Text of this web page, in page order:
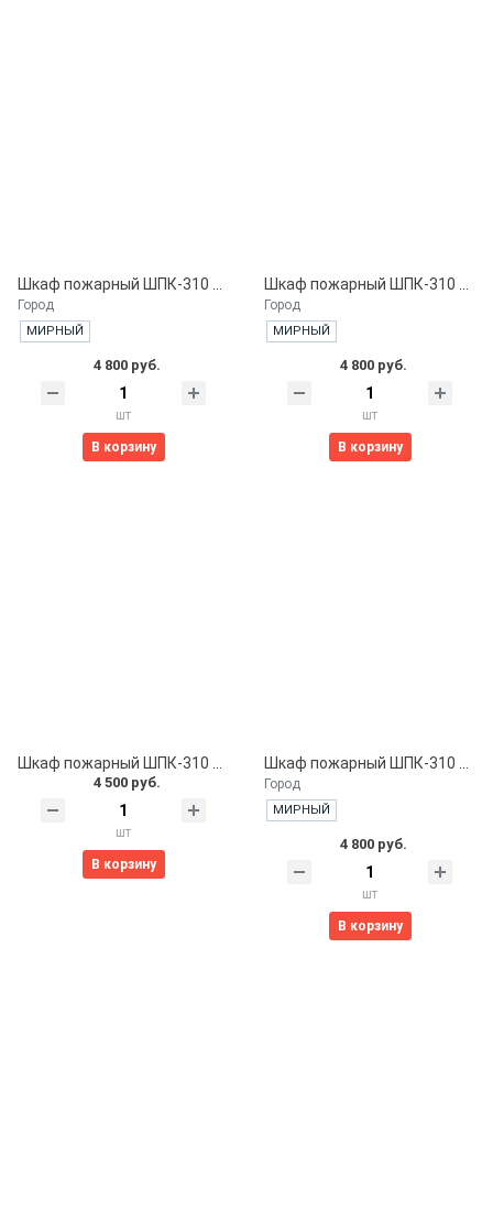
Город
МИРНЫЙ
4 800 руб.
шт
В корзину
Город
МИРНЫЙ
4 800 руб.
шт
В корзину
4 500 руб.
шт
В корзину
Город
МИРНЫЙ
4 800 руб.
шт
В корзину